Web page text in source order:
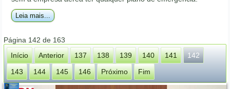
Leia mais...
Página 142 de 163
Início
Anterior 137 138 139 140 141
142
143
144 145 146 Próximo Fim